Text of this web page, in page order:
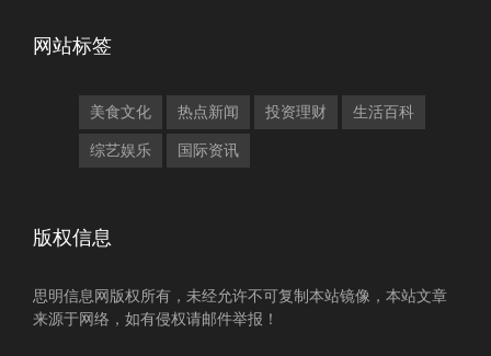
网站标签
美食文化 热点新闻 投资理财 生活百科
综艺娱乐 国际资讯
版权信息
思明信息网版权所有，未经允许不可复制本站镜像，本站文章
来源于网络，如有侵权请邮件举报！